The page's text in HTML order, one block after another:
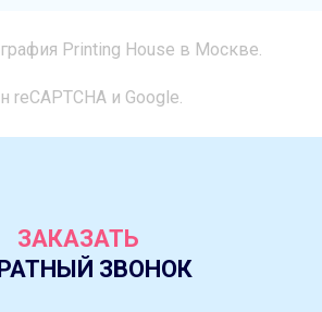
Printing House в Москве.
reCAPTCHA и Google.
ЗАКАЗАТЬ
ЗВОНОК